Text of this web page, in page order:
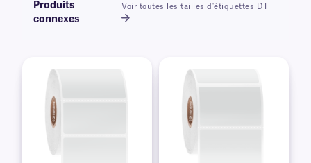
Produits
connexes
Voir toutes les tailles d'étiquettes DT